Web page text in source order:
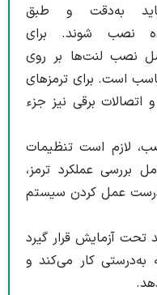
به‌دقت و طبق
نصب شوند. برای
نصب لنت‌ها بر روی
است. برای ترمزهای
اتصالات برقی نیز جزء
لازم است تنظیمات
بررسی عملکرد ترمز،
عمل کردن سیستم
تحت آزمایش قرار گیرد
کار می‌کند و